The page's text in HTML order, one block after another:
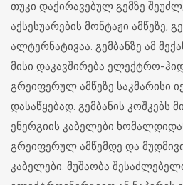
თუკი დაქირავებულ გემზე
აქსესუარების მონტაჟი ამწეზე,
ალტერნატივაა. გემბანზე ამ
მისი დაკავშირება ელექტრო-
გრეიფერულ ამწეზე საკმარისი
დასაწყებად. გემბანის კოშკებს
ენერგიის კაბელები
გრეიფერულ ამწემდე და
კაბელები. მუშაობა